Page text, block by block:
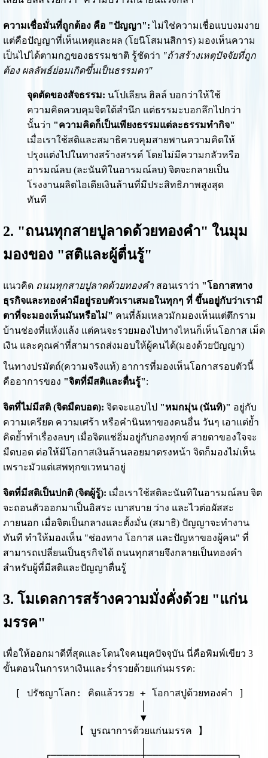
ความเชื่อมั่นที่ถูกต้อง คือ "ปัญญา": ไม่ใช่ความเชื่อแบบงมงาย
แต่คือปัญญาที่เห็นเหตุและผล (โยนิโสมนสิการ) มองเห็นความ
เป็นไปได้ตามกฎของธรรมชาติ รู้ชัดว่า "ถ้าสร้างเหตุปัจจัยที่ถูก
ต้อง ผลลัพธ์ย่อมเกิดขึ้นเป็นธรรมดา"
จุดตัดของสัจธรรม: นโปเลียน ฮิลล์ บอกว่าให้ใช้
ความคิดควบคุมจิตใต้สำนึก แต่ธรรมะบอกลึกไปกว่า
นั้นว่า "ความคิดก็เป็นเพียงธรรมแต่ละธรรมทำกิจ"
เมื่อเราใช้สติและสมาธิควบคุมสายพานความคิดให้
ปรุงแต่งไปในทางสร้างสรรค์ โดยไม่มีความกลัวหรือ
อารมณ์ลบ (ละนันทิในอารมณ์ลบ) จิตจะกลายเป็น
โรงงานผลิตไอเดียเงินล้านที่มีประสิทธิภาพสูงสุด
ทันที
2. "ถนนทุกสายปูลาดด้วยทองคำ" ในมุม
มองของ "สติและผู้ตื่นรู้"
แนวคิด ถนนทุกสายปูลาดด้วยทองคำสอนเราว่า "โอกาสทาง
ธุรกิจและทองคำมีอยู่รอบตัวเราเสมอในทุกๆ ที่ ขึ้นอยู่กับว่าเรามี
ตาที่จะมองเห็นมันหรือไม่" คนที่ล้มเหลวมักมองเห็นแต่ตึกราม
บ้านช่องที่แห้งแล้ง แต่คนจะรวยมองไปทางไหนก็เห็นโอกาส เม็ด
เงิน และคุณค่าที่สามารถส่งมอบให้ผู้คนได้(มองด้วยปัญญา)
ในทางปรมัตถ์(ความจริงแท้) อาการที่มองเห็นโอกาสรอบตัวนี้
คืออาการของ "จิตที่มีสติและตื่นรู้":
จิตที่ไม่มีสติ (จิตมืดบอด): จิตจะแอบไป "หมกมุ่น (นันทิ)" อยู่กับ
ความเครียด ความเศร้า หรือคำนินทาของคนอื่น วันๆ เอาแต่ย้ำ
คิดย้ำทำเรื่องลบๆ เมื่อจิตแช่อิ่มอยู่กับกองทุกข์ สายตาของใจจะ
มืดบอด ต่อให้มีโอกาสเงินล้านลอยมาตรงหน้า จิตก็มองไม่เห็น
เพราะมัวแต่เสพทุกขเวทนาอยู่
จิตที่มีสติเป็นปกติ (จิตผู้รู้): เมื่อเราใช้สติละนันทิในอารมณ์ลบ จิต
จะถอนตัวออกมาเป็นอิสระ เบาสบาย ว่าง และไวต่อผัสสะ
ภายนอก เมื่อจิตเป็นกลางและตั้งมั่น (สมาธิ) ปัญญาจะทำงาน
ทันที ทำให้มองเห็น "ช่องทาง โอกาส และปัญหาของผู้คน" ที่
สามารถเปลี่ยนเป็นธุรกิจได้ ถนนทุกสายจึงกลายเป็นทองคำ
สำหรับผู้ที่มีสติและปัญญาตื่นรู้
3. โมเดลการสร้างความมั่งคั่งด้วย "แก่น
มรรค"
เพื่อให้ออกมาดีที่สุดและโดนใจคนยุคปัจจุบัน นี่คือพิมพ์เขียว 3
ขั้นตอนในการหาเงินและร่ำรวยด้วยแก่นมรรค: